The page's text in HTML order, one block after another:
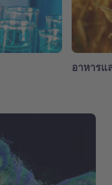
อาหารแ